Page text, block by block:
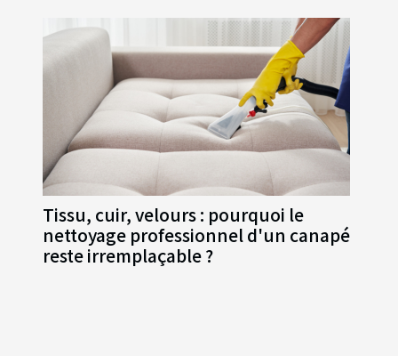
Tissu, cuir, velours : pourquoi le
nettoyage professionnel d'un canapé
reste irremplaçable ?